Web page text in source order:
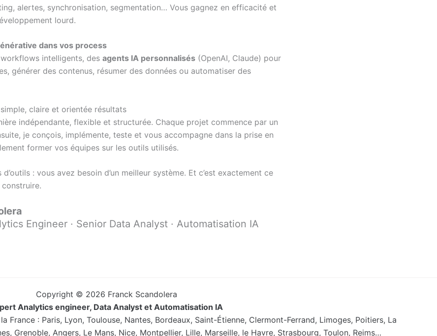
alertes, synchronisation, segmentation… Vous gagnez en efficacité et
lourd.
dans vos process
intelligents, des agents IA personnalisés (OpenAI, Claude) pour
générer des contenus, résumer des données ou automatiser des
claire et orientée résultats
indépendante, flexible et structurée. Chaque projet commence par un
je conçois, implémente, teste et vous accompagne dans la prise en
former vos équipes sur les outils utilisés.
: vous avez besoin d’un meilleur système. Et c’est exactement ce
Engineer · Senior Data Analyst · Automatisation IA
Copyright © 2026 Franck Scandolera
Analytics engineer, Data Analyst et Automatisation IA
France : Paris, Lyon, Toulouse, Nantes, Bordeaux, Saint-Étienne, Clermont-Ferrand, Limoges, Poitiers, La
Grenoble, Angers, Le Mans, Nice, Montpellier, Lille, Marseille, le Havre, Strasbourg, Toulon, Reims…